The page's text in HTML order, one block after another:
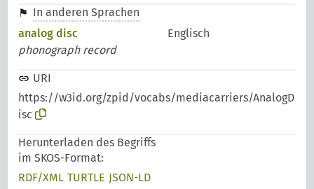
In anderen Sprachen
analog disc
Englisch
phonograph record
URI
https://w3id.org/zpid/vocabs/mediacarriers/AnalogD
isc
Herunterladen des Begriffs
im SKOS-Format:
RDF/XML TURTLE JSON-LD